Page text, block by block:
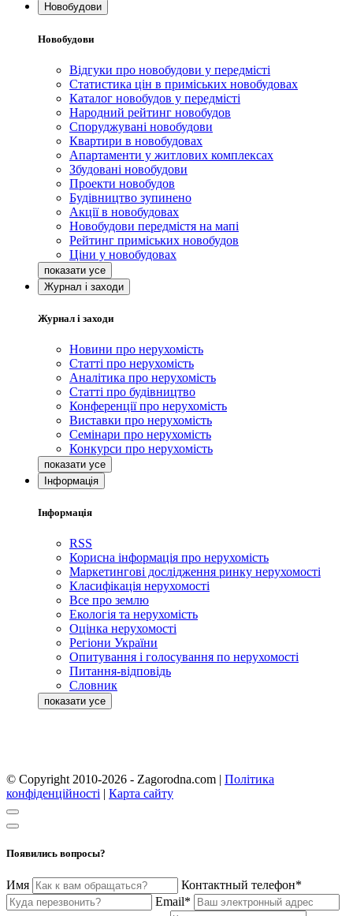
Новобудови
Новобудови
Відгуки про новобудови у передмісті
Статистика цін в приміських новобудовах
Каталог новобудов у передмісті
Народний рейтинг новобудов
Споруджувані новобудови
Квартири в новобудовах
Апартаменти у житлових комплексах
Збудовані новобудови
Проекти новобудов
Будівництво зупинено
Акції в новобудовах
Новобудови передмістя на мапі
Рейтинг приміських новобудов
Ціни у новобудовах
Журнал і заходи
Журнал і заходи
Новини про нерухомість
Статті про нерухомість
Аналітика про нерухомість
Статті про будівництво
Конференції про нерухомість
Виставки про нерухомість
Семінари про нерухомість
Конкурси про нерухомість
Інформація
Інформація
RSS
Корисна інформація про нерухомість
Маркетингові дослідження ринку нерухомості
Класифікація нерухомості
Все про землю
Екологія та нерухомість
Оцінка нерухомості
Регіони України
Опитування і голосування по нерухомості
Питання-відповідь
Словник
© Copyright 2010-2026 - Zagorodna.com | Політика
конфіденційності | Карта сайту
Появились вопросы?
Имя
Контактный телефон*
Email*